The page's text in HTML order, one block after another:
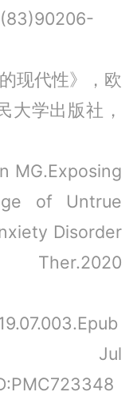
现代性》，欧
大学出版社，
MG.Exposing
of Untrue
Disorder
Jul